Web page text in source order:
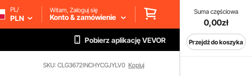
Suma częściowa
0,00zł
Przejdź do koszyka
PL/
PLN
Witam, Zaloguj się
Konto & zamówienie
Pobierz aplikację VEVOR
SKU: CLG3672INCHYCGJYLV0 Kopiuj